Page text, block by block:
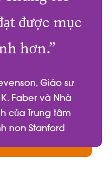
được mục
hơn.”
Giáo sư
Faber và Nhà
của Trung tâm
non Stanford